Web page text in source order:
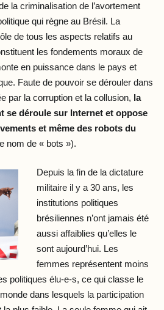
la criminalisation de l’avortement
qui règne au Brésil. La
de tous les aspects relatifs au
les fondements moraux de
en puissance dans le pays et
Faute de pouvoir se dérouler dans
par la corruption et la collusion, la
se déroule sur Internet et oppose
et même des robots du
nom de « bots »).
Depuis la fin de la dictature
militaire il y a 30 ans, les
institutions politiques
brésiliennes n’ont jamais été
aussi affaiblies qu’elles le
sont aujourd’hui. Les
femmes représentent moins
politiques élu-e-s, ce qui classe le
dans lesquels la participation